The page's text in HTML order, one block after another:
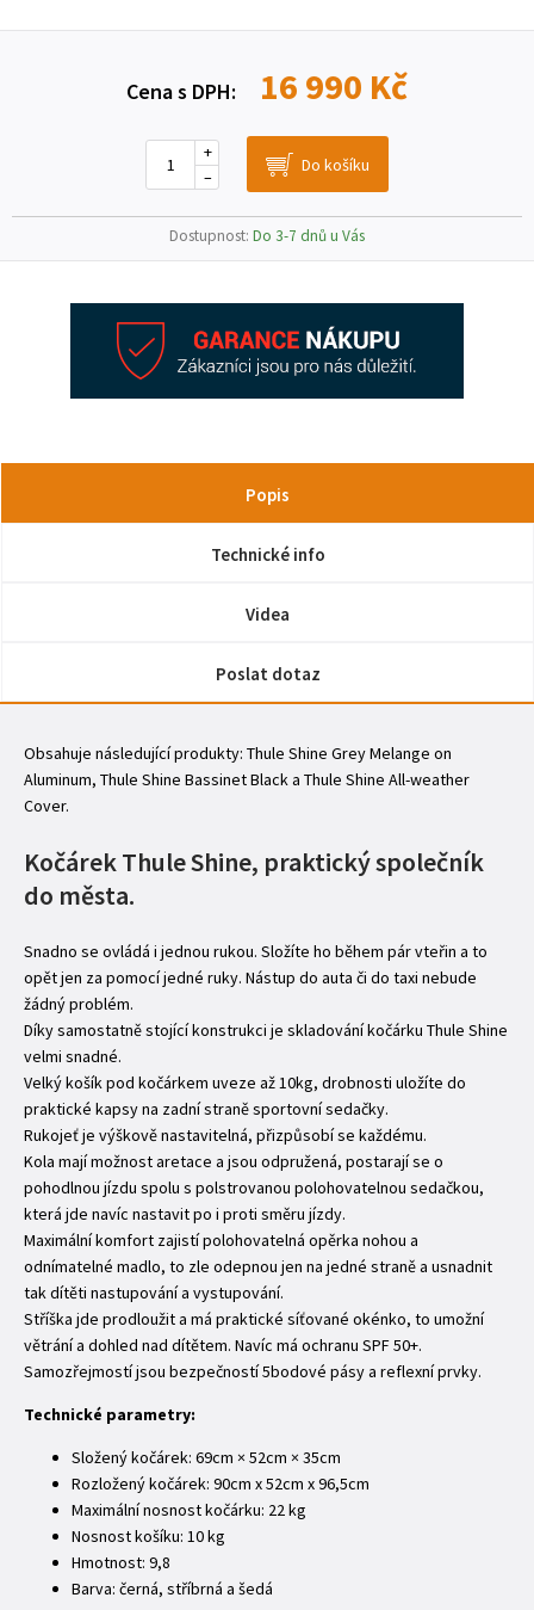
Cena s DPH: 16 990 Kč
–
+
Dostupnost: Do 3-7 dnů u Vás
Popis
Technické info
Videa
Poslat dotaz
Obsahuje následující produkty: Thule Shine Grey Melange on
Aluminum, Thule Shine Bassinet Black a Thule Shine All-weather
Cover.
Kočárek Thule Shine, praktický společník
do města.
Snadno se ovládá i jednou rukou. Složíte ho během pár vteřin a to
opět jen za pomocí jedné ruky. Nástup do auta či do taxi nebude
žádný problém.
Díky samostatně stojící konstrukci je skladování kočárku Thule Shine
velmi snadné.
Velký košík pod kočárkem uveze až 10kg, drobnosti uložíte do
praktické kapsy na zadní straně sportovní sedačky.
Rukojeť je výškově nastavitelná, přizpůsobí se každému.
Kola mají možnost aretace a jsou odpružená, postarají se o
pohodlnou jízdu spolu s polstrovanou polohovatelnou sedačkou,
která jde navíc nastavit po i proti směru jízdy.
Maximální komfort zajistí polohovatelná opěrka nohou a
odnímatelné madlo, to zle odepnou jen na jedné straně a usnadnit
tak dítěti nastupování a vystupování.
Stříška jde prodloužit a má praktické síťované okénko, to umožní
větrání a dohled nad dítětem. Navíc má ochranu SPF 50+.
Samozřejmostí jsou bezpečností 5bodové pásy a reflexní prvky.
Technické parametry:
Složený kočárek: 69cm × 52cm × 35cm
Rozložený kočárek: 90cm x 52cm x 96,5cm
Maximální nosnost kočárku: 22 kg
Nosnost košíku: 10 kg
Hmotnost: 9,8
Barva: černá, stříbrná a šedá